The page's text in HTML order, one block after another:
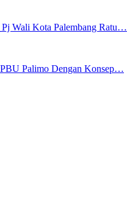
Wali Kota Palembang Ratu…
Palimo Dengan Konsep…